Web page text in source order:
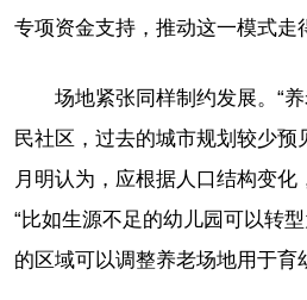
专项资金支持，推动这一模式走
场地紧张同样制约发展。“
民社区，过去的城市规划较少预
月明认为，应根据人口结构变化
“比如生源不足的幼儿园可以转
的区域可以调整养老场地用于育